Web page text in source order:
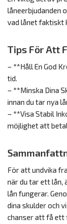
låneerbjudanden
vad lånet faktiskt
Tips För Att
– **Håll En God
tid.
– **Minska Dina
innan du tar nya
– **Visa Stabil
möjlighet att
För att undvika
när du tar ett
lån fungerar.
dina skulder och
chanser att få ett